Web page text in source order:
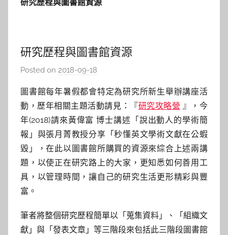
研究歷程與圖書館資源
研究歷程與圖書館資源
Posted on 2018-09-18
s
h
a
s
h
l
a
圖書館每年暑假都會特定為研究所新生舉辦講座活
動，歷年相關主題活動請見：『研究攻略營 』，今
年(2018)請來黃偉富 博士講述「說出動人的學術簡
報」與張月菁教授分享「秒懂英文學術文獻在公蝦
毀」，在此以圖書館所購買的資源來綜合上述兩講
題，以使正在研究路上的大家，更知悉如何善用工
具，以管理時間，讓自己的研究生活更形精彩與豐
富。
筆者將整個研究歷程簡單以「蒐集資料」、「組織文
獻」與「發表文章」等三階段來包括此三階段圖書館